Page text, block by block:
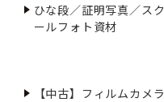
ひな段／証明写真／スク
ールフォト資材
【中古】フィルムカメラ